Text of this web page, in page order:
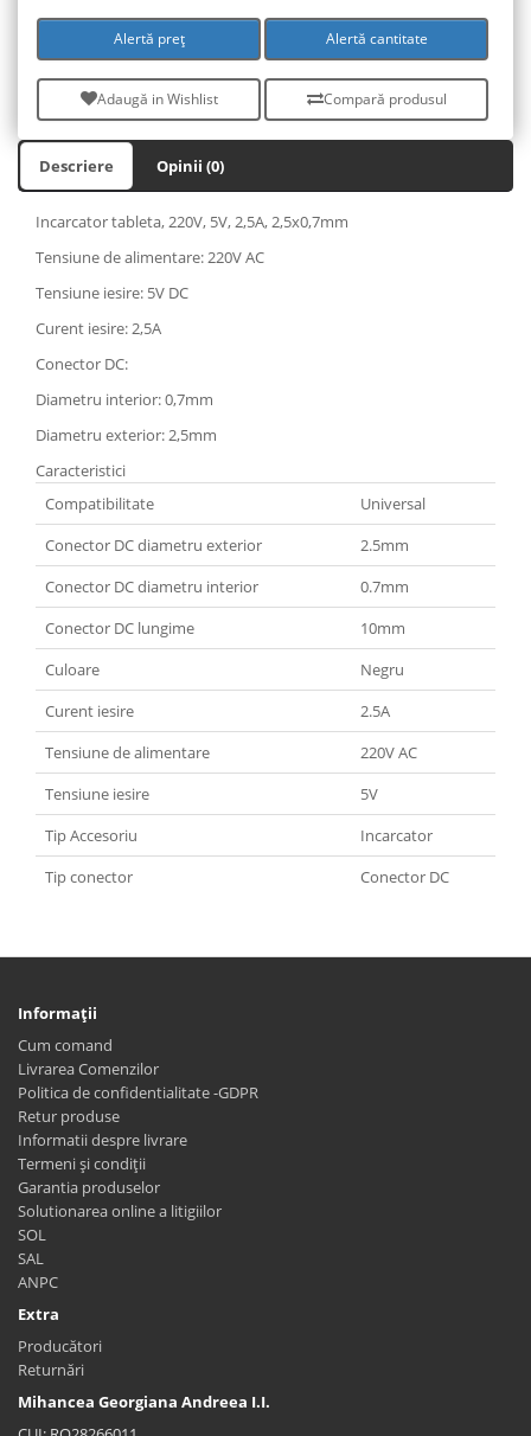
Alertă preț Alertă cantitate
Adaugă in Wishlist Compară produsul
Descriere Opinii (0)
Incarcator tableta, 220V, 5V, 2,5A, 2,5x0,7mm
Tensiune de alimentare: 220V AC
Tensiune iesire: 5V DC
Curent iesire: 2,5A
Conector DC:
Diametru interior: 0,7mm
Diametru exterior: 2,5mm
Caracteristici
Compatibilitate
Universal
Conector DC diametru exterior
2.5mm
Conector DC diametru interior
0.7mm
Conector DC lungime
10mm
Culoare
Negru
Curent iesire
2.5A
Tensiune de alimentare
220V AC
Tensiune iesire
5V
Tip Accesoriu
Incarcator
Tip conector
Conector DC
Informaţii
Cum comand
Livrarea Comenzilor
Politica de confidentialitate -GDPR
Retur produse
Informatii despre livrare
Termeni și condiții
Garantia produselor
Solutionarea online a litigiilor
SOL
SAL
ANPC
Extra
Producători
Returnări
Mihancea Georgiana Andreea I.I.